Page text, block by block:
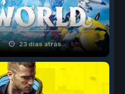
23 dias atrás